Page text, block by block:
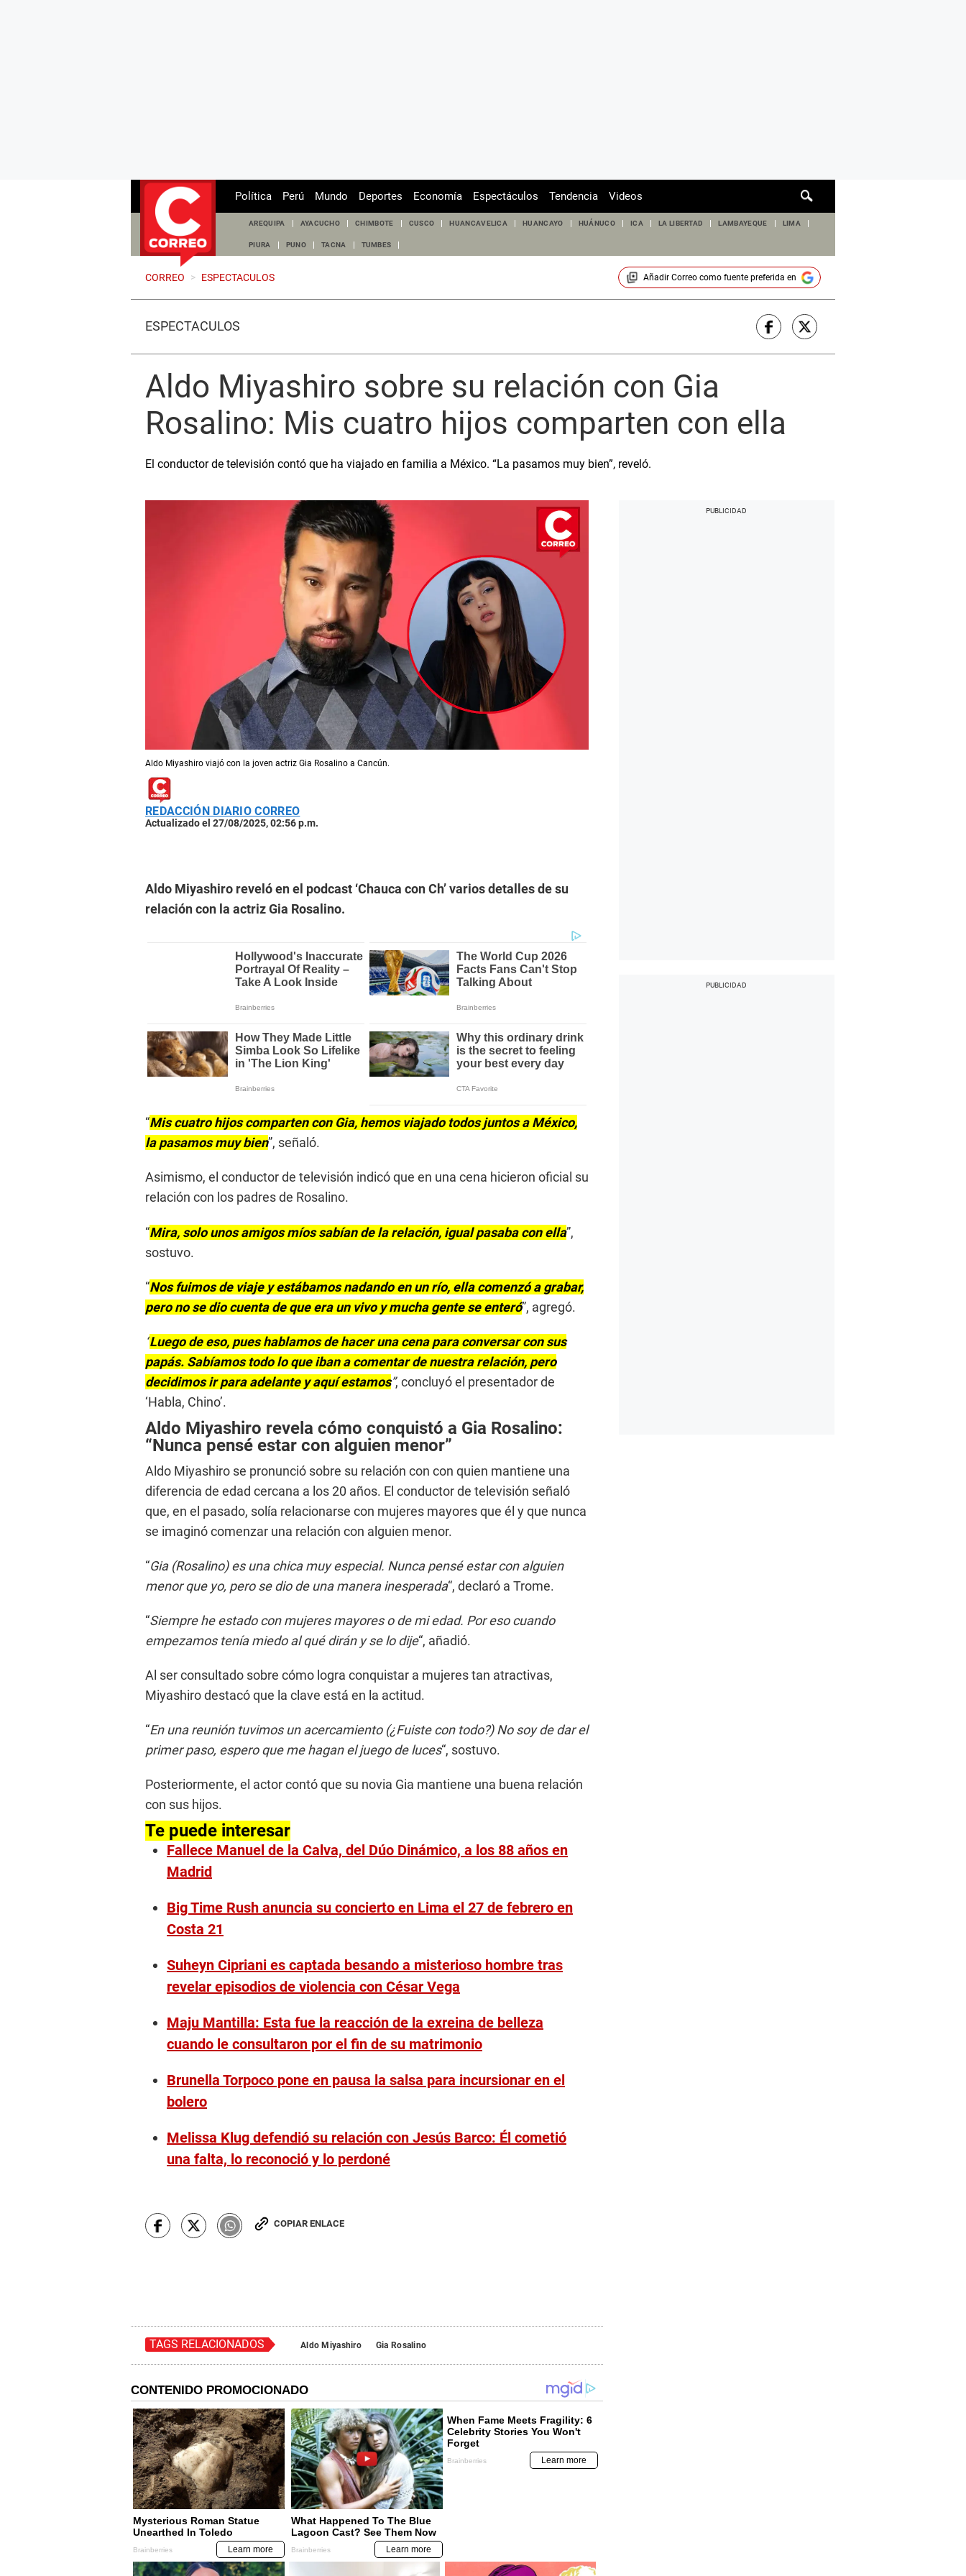
de
Política Perú Mundo Deportes Economía Espectáculos Tendencia Videos
AREQUIPA AYACUCHO CHIMBOTE CUSCO HUANCAVELICA HUANCAYO HUÁNUCO ICA LA LIBERTAD LAMBAYEQUE LIMA
PIURA PUNO TACNA TUMBES
CORREO > ESPECTACULOS Añadir Correocomo fuente preferida en
ESPECTÁCULOS
Aldo Miyashiro sobre su relación con Gia
Rosalino: Mis cuatro hijos comparten con ella
El conductor de televisión contó que ha viajado en familia a México. “La pasamos muy bien”, reveló.
Aldo Miyashiro viajó con la joven actriz Gia Rosalino a Cancún.
REDACCIÓN DIARIO CORREO
Actualizado el 27/08/2025, 02:56 p.m.
Aldo Miyashiro reveló en el podcast ‘Chauca con Ch’ varios detalles de su
relación con la actriz Gia Rosalino.
“Mis cuatro hijos comparten con Gia, hemos viajado todos juntos a México,
la pasamos muy bien”, señaló.
Asimismo, el conductor de televisión indicó que en una cena hicieron oficial su
relación con los padres de Rosalino.
“Mira, solo unos amigos míos sabían de la relación, igual pasaba con ella”,
sostuvo.
“Nos fuimos de viaje y estábamos nadando en un río, ella comenzó a grabar,
pero no se dio cuenta de que era un vivo y mucha gente se enteró”, agregó.
“Luego de eso, pues hablamos de hacer una cena para conversar con sus
papás. Sabíamos todo lo que iban a comentar de nuestra relación, pero
decidimos ir para adelante y aquí estamos”, concluyó el presentador de
‘Habla, Chino’.
Aldo Miyashiro revela cómo conquistó a Gia Rosalino:
“Nunca pensé estar con alguien menor”
Aldo Miyashiro se pronunció sobre su relación con con quien mantiene una
diferencia de edad cercana a los 20 años. El conductor de televisión señaló
que, en el pasado, solía relacionarse con mujeres mayores que él y que nunca
se imaginó comenzar una relación con alguien menor.
“Gia (Rosalino) es una chica muy especial. Nunca pensé estar con alguien
menor que yo, pero se dio de una manera inesperada“, declaró a Trome.
“Siempre he estado con mujeres mayores o de mi edad. Por eso cuando
empezamos tenía miedo al qué dirán y se lo dije“, añadió.
Al ser consultado sobre cómo logra conquistar a mujeres tan atractivas,
Miyashiro destacó que la clave está en la actitud.
“En una reunión tuvimos un acercamiento (¿Fuiste con todo?) No soy de dar el
primer paso, espero que me hagan el juego de luces“, sostuvo.
Posteriormente, el actor contó que su novia Gia mantiene una buena relación
con sus hijos.
Te puede interesar
Fallece Manuel de la Calva, del Dúo Dinámico, a los 88 años en
Madrid
Big Time Rush anuncia su concierto en Lima el 27 de febrero en
Costa 21
Suheyn Cipriani es captada besando a misterioso hombre tras
revelar episodios de violencia con César Vega
Maju Mantilla: Esta fue la reacción de la exreina de belleza
cuando le consultaron por el fin de su matrimonio
Brunella Torpoco pone en pausa la salsa para incursionar en el
bolero
Melissa Klug defendió su relación con Jesús Barco: Él cometió
una falta, lo reconoció y lo perdoné
COPIAR ENLACE
TAGS RELACIONADOS Aldo Miyashiro Gia Rosalino